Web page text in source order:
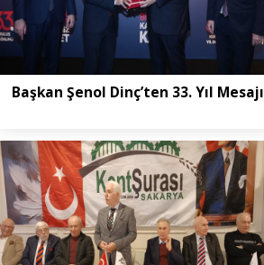
Başkan Şenol Dinç’ten 33. Yıl Mesajı